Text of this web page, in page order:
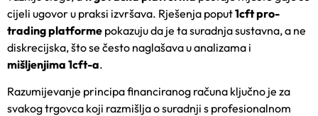
cijeli ugovor u praksi izvršava. Rješenja poput1cft pro-
trading platforme pokazuju da je ta suradnja sustavna, a ne
diskrecijska, što se često naglašava u analizama i
mišljenjima 1cft-a.
Razumijevanje principa financiranog računa ključno je za
svakog trgovca koji razmišlja o suradnji s profesionalnom